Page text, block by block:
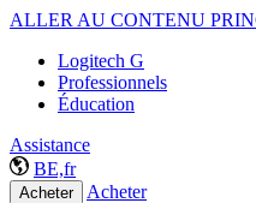
ALLER AU CONTENU
Logitech G
Professionnels
Éducation
Assistance
BE,fr
Acheter Acheter